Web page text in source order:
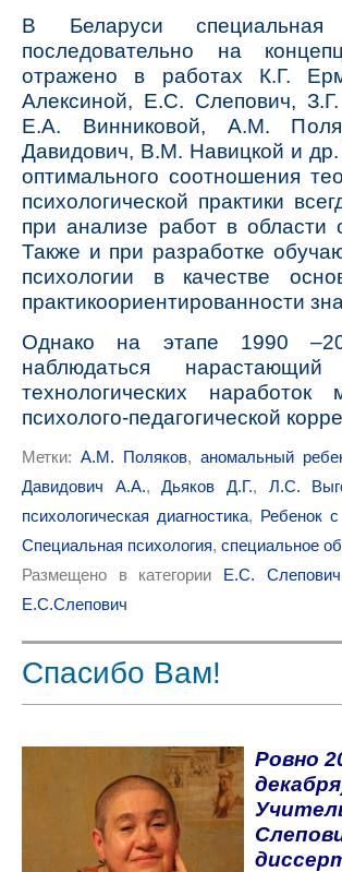
В Беларуси специальная
последовательно на
отражено в работах К.Г.
Алексиной, Е.С. Слепович,
Е.А. Винниковой, А.М.
Давидович, В.М. Навицкой и
оптимального соотношения
психологической практики
при анализе работ в области
Также и при разработке
психологии в качестве
практикоориентированности
Однако на этапе 1990
наблюдаться
технологических наработок
психолого-педагогической
Метки: А.М. Поляков, аномальный
Давидович А.А.,Дьяков Д.Г., Л.С.
психологическая диагностика, Ребенок
Специальная психология, специальное
Размещено в категории Е.С. Слепович
Е.С.Слепович
Спасибо Вам!
Ровно